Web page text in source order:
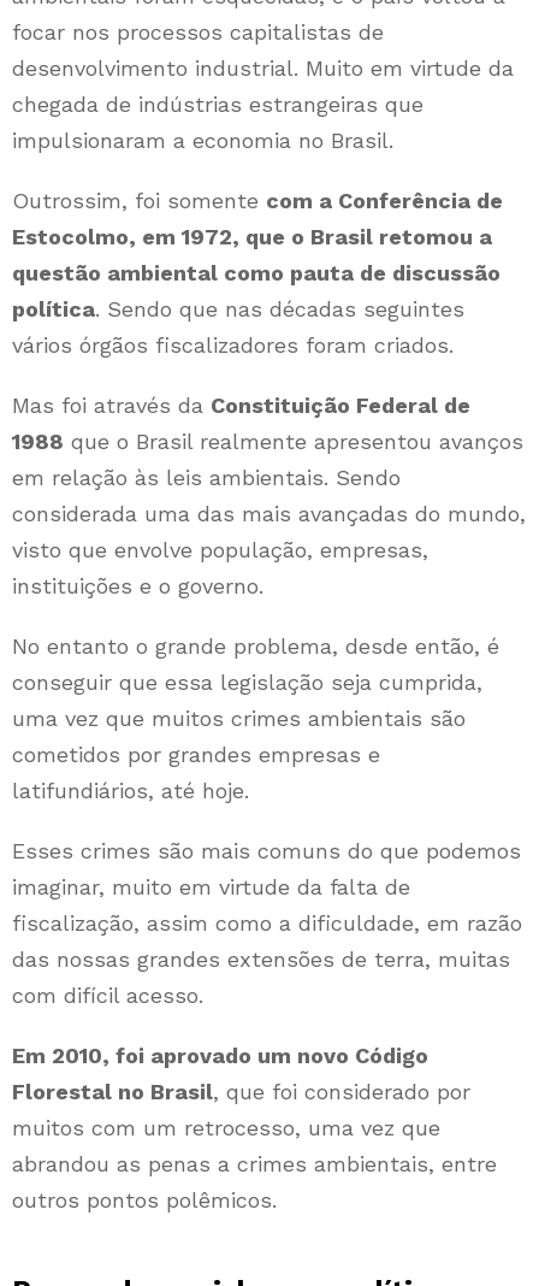
focar nos processos capitalistas de
desenvolvimento industrial. Muito em virtude da
chegada de indústrias estrangeiras que
impulsionaram a economia no Brasil.
Outrossim, foi somente com a Conferência de
Estocolmo, em 1972, que o Brasil retomou a
questão ambiental como pauta de discussão
política. Sendo que nas décadas seguintes
vários órgãos fiscalizadores foram criados.
Mas foi através da Constituição Federal de
1988 que o Brasil realmente apresentou avanços
em relação às leis ambientais. Sendo
considerada uma das mais avançadas do mundo,
visto que envolve população, empresas,
instituições e o governo.
No entanto o grande problema, desde então, é
conseguir que essa legislação seja cumprida,
uma vez que muitos crimes ambientais são
cometidos por grandes empresas e
latifundiários, até hoje.
Esses crimes são mais comuns do que podemos
imaginar, muito em virtude da falta de
fiscalização, assim como a dificuldade, em razão
das nossas grandes extensões de terra, muitas
com difícil acesso.
Em 2010, foi aprovado um novo Código
Florestal no Brasil, que foi considerado por
muitos com um retrocesso, uma vez que
abrandou as penas a crimes ambientais, entre
outros pontos polêmicos.